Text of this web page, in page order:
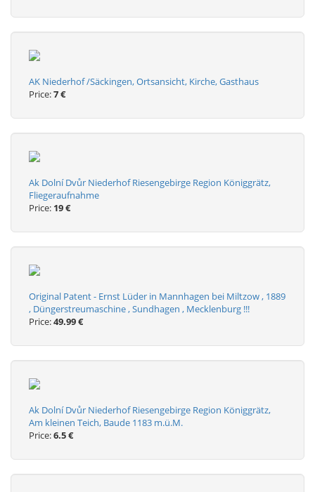
AK Niederhof /Säckingen, Ortsansicht, Kirche, Gasthaus
Price:7 €
Ak Dolní Dvůr Niederhof Riesengebirge Region Königgrätz,
Fliegeraufnahme
Price: 19 €
Original Patent - Ernst Lüder in Mannhagen bei Miltzow , 1889
, Düngerstreumaschine , Sundhagen , Mecklenburg !!!
Price:49.99 €
Ak Dolní Dvůr Niederhof Riesengebirge Region Königgrätz,
Am kleinen Teich, Baude 1183 m.ü.M.
Price:6.5 €